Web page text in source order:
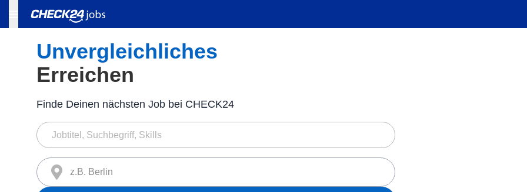
Unvergleichliches
Erreichen
Finde Deinen nächsten Job bei CHECK24
z.B. Berlin